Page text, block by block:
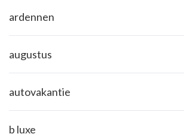
ardennen
augustus
autovakantie
b luxe